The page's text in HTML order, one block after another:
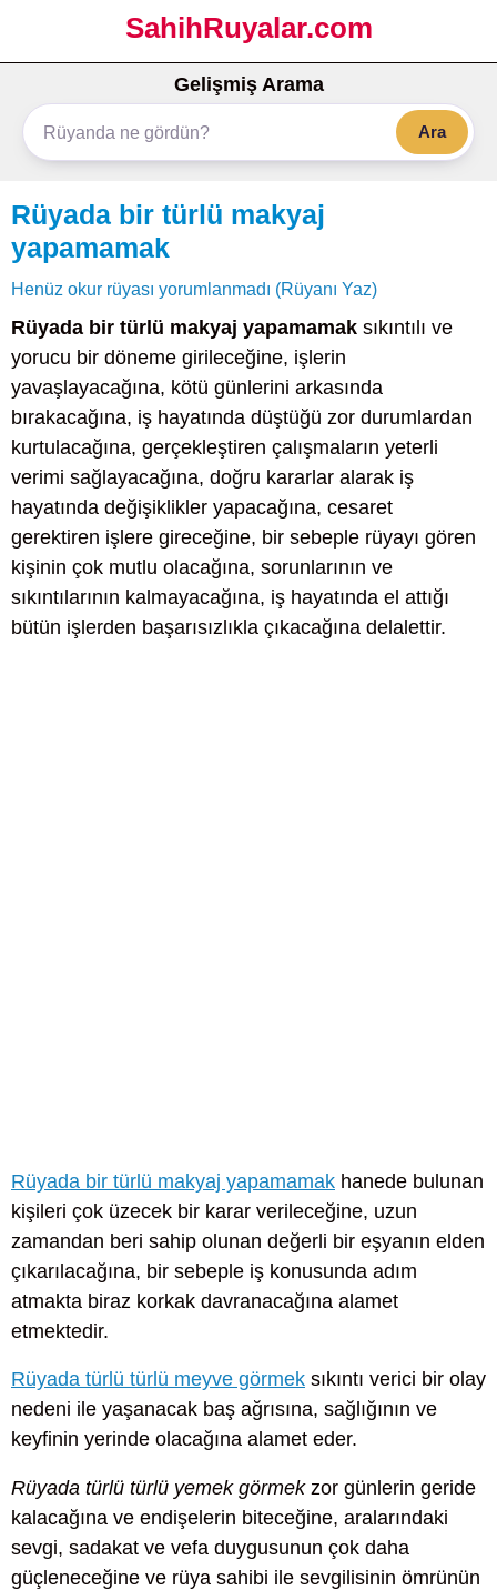
SahihRuyalar.com
Gelişmiş Arama
Ara
Rüyada bir türlü makyaj
yapamamak
Henüz okur rüyası yorumlanmadı (Rüyanı Yaz)
Rüyada bir türlü makyaj yapamamak sıkıntılı ve
yorucu bir döneme girileceğine, işlerin
yavaşlayacağına, kötü günlerini arkasında
bırakacağına, iş hayatında düştüğü zor durumlardan
kurtulacağına, gerçekleştiren çalışmaların yeterli
verimi sağlayacağına, doğru kararlar alarak iş
hayatında değişiklikler yapacağına, cesaret
gerektiren işlere gireceğine, bir sebeple rüyayı gören
kişinin çok mutlu olacağına, sorunlarının ve
sıkıntılarının kalmayacağına, iş hayatında el attığı
bütün işlerden başarısızlıkla çıkacağına delalettir.
Rüyada bir türlü makyaj yapamamak hanede bulunan
kişileri çok üzecek bir karar verileceğine, uzun
zamandan beri sahip olunan değerli bir eşyanın elden
çıkarılacağına, bir sebeple iş konusunda adım
atmakta biraz korkak davranacağına alamet
etmektedir.
Rüyada türlü türlü meyve görmek sıkıntı verici bir olay
nedeni ile yaşanacak baş ağrısına, sağlığının ve
keyfinin yerinde olacağına alamet eder.
Rüyada türlü türlü yemek görmekzor günlerin geride
kalacağına ve endişelerin biteceğine, aralarındaki
sevgi, sadakat ve vefa duygusunun çok daha
güçleneceğine ve rüya sahibi ile sevgilisinin ömrünün